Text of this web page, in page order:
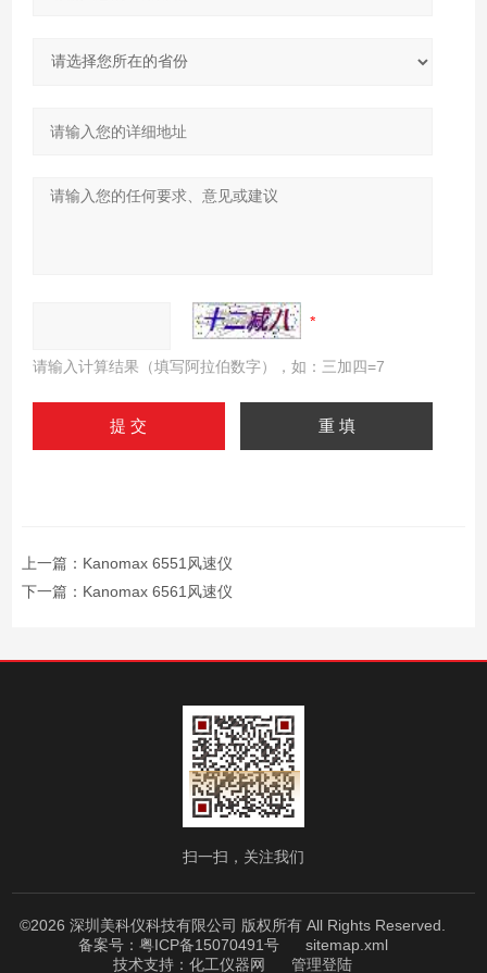
请输入计算结果（填写阿拉伯数字），如：三加四=7
上一篇： Kanomax 6551风速仪
下一篇： Kanomax 6561风速仪
扫一扫，关注我们
©2026 深圳美科仪科技有限公司 版权所有 All Rights Reserved.
备案号：粤ICP备15070491号
sitemap.xml
技术支持： 化工仪器网 管理登陆